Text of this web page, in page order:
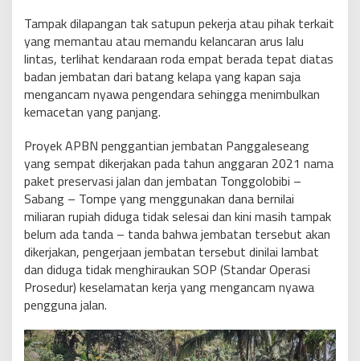
Tampak dilapangan tak satupun pekerja atau pihak terkait
yang memantau atau memandu kelancaran arus lalu
lintas, terlihat kendaraan roda empat berada tepat diatas
badan jembatan dari batang kelapa yang kapan saja
mengancam nyawa pengendara sehingga menimbulkan
kemacetan yang panjang.
Proyek APBN penggantian jembatan Panggaleseang
yang sempat dikerjakan pada tahun anggaran 2021 nama
paket preservasi jalan dan jembatan Tonggolobibi –
Sabang – Tompe yang menggunakan dana bernilai
miliaran rupiah diduga tidak selesai dan kini masih tampak
belum ada tanda – tanda bahwa jembatan tersebut akan
dikerjakan, pengerjaan jembatan tersebut dinilai lambat
dan diduga tidak menghiraukan SOP (Standar Operasi
Prosedur) keselamatan kerja yang mengancam nyawa
pengguna jalan.